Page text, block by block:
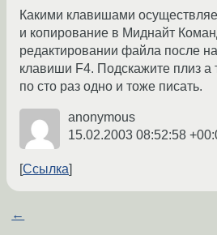
Какими клавишами
и копирование в Миднайт
редактировании файла после
клавиши F4. Подскажите плиз а
по сто раз одно и тоже писать.
anonymous
15.02.2003 08:52:58
Ссылка
←